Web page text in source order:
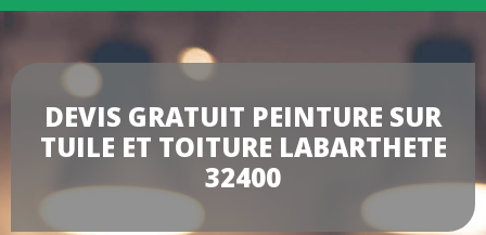
DEVIS GRATUIT PEINTURE SUR
TUILE ET TOITURE LABARTHETE
32400